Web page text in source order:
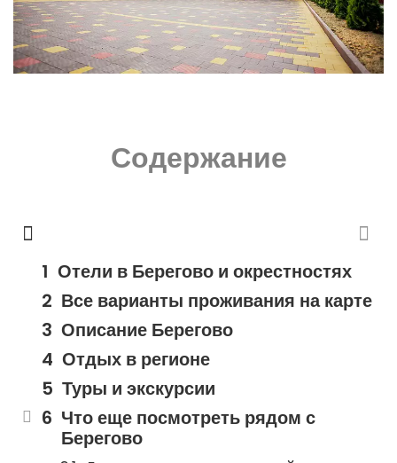
Содержание
Отели в Берегово и окрестностях
Все варианты проживания на карте
Описание Берегово
Отдых в регионе
Туры и экскурсии
Что еще посмотреть рядом с
Берегово